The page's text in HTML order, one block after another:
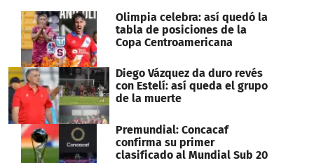
Olimpia celebra: así quedó la
tabla de posiciones de la
Copa Centroamericana
Diego Vázquez da duro revés
con Estelí: así queda el grupo
de la muerte
Premundial: Concacaf
confirma su primer
clasificado al Mundial Sub 20